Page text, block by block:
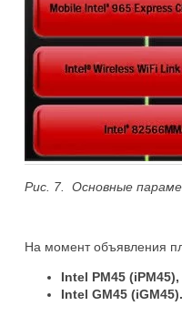
Рис. 7. Основные
На момент объявления
Intel PM45 (iPM45),
Intel GM45 (iGM45).